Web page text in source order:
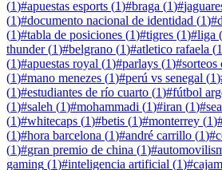
(1)#apuestas esports (1)#braga (1)#
(1)#documento nacional de identidad (1)#
(1)#tabla de posiciones (1)#tigres (1)#liga (
thunder(1)#belgrano (1)#atletico rafaela (1
(1)#apuestas royal (1)#parlays (1)#sorteos
(1)#mano menezes (1)#perú vs senegal (1)
(1)#estudiantes de río cuarto (1)#fútbol
(1)#saleh (1)#mohammadi (1)#iran (1)#
(1)#whitecaps (1)#betis (1)#monterrey (1)
(1)#hora barcelona (1)#andré carrillo (1)#
(1)#gran premio de china (1)#
gaming (1)#inteligencia artificial (1)#